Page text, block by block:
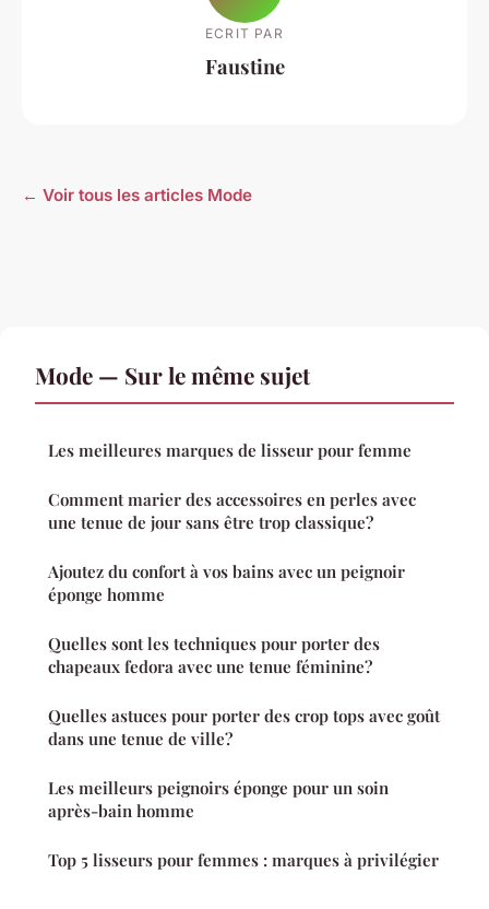
ECRIT PAR
Faustine
← Voir tous les articles Mode
Mode — Sur le même sujet
Les meilleures marques de lisseur pour femme
Comment marier des accessoires en perles avec
une tenue de jour sans être trop classique?
Ajoutez du confort à vos bains avec un peignoir
éponge homme
Quelles sont les techniques pour porter des
chapeaux fedora avec une tenue féminine?
Quelles astuces pour porter des crop tops avec goût
dans une tenue de ville?
Les meilleurs peignoirs éponge pour un soin
après-bain homme
Top 5 lisseurs pour femmes : marques à privilégier